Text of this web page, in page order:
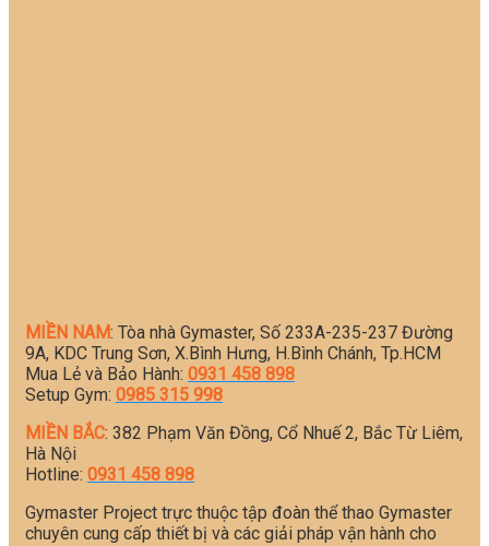
MIỀN NAM: Tòa nhà Gymaster, Số 233A-235-237 Đường
9A, KDC Trung Sơn, X.Bình Hưng, H.Bình Chánh, Tp.HCM
Mua Lẻ và Bảo Hành: 0931 458 898
Setup Gym: 0985 315 998
MIỀN BẮC: 382 Phạm Văn Đồng, Cổ Nhuế 2, Bắc Từ Liêm,
Hà Nội
Hotline: 0931 458 898
Gymaster Project trực thuộc tập đoàn thể thao Gymaster
chuyên cung cấp thiết bị và các giải pháp vận hành cho